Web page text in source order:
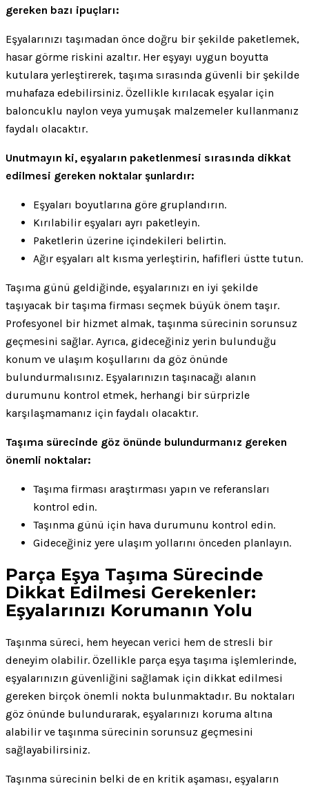
gereken bazı ipuçları:
Eşyalarınızı taşımadan önce doğru bir şekilde paketlemek,
hasar görme riskini azaltır. Her eşyayı uygun boyutta
kutulara yerleştirerek, taşıma sırasında güvenli bir şekilde
muhafaza edebilirsiniz. Özellikle kırılacak eşyalar için
baloncuklu naylon veya yumuşak malzemeler kullanmanız
faydalı olacaktır.
Unutmayın ki, eşyaların paketlenmesi sırasında dikkat
edilmesi gereken noktalar şunlardır:
Eşyaları boyutlarına göre gruplandırın.
Kırılabilir eşyaları ayrı paketleyin.
Paketlerin üzerine içindekileri belirtin.
Ağır eşyaları alt kısma yerleştirin, hafifleri üstte tutun.
Taşıma günü geldiğinde, eşyalarınızı en iyi şekilde
taşıyacak bir taşıma firması seçmek büyük önem taşır.
Profesyonel bir hizmet almak, taşınma sürecinin sorunsuz
geçmesini sağlar. Ayrıca, gideceğiniz yerin bulunduğu
konum ve ulaşım koşullarını da göz önünde
bulundurmalısınız. Eşyalarınızın taşınacağı alanın
durumunu kontrol etmek, herhangi bir sürprizle
karşılaşmamanız için faydalı olacaktır.
Taşıma sürecinde göz önünde bulundurmanız gereken
önemli noktalar:
Taşıma firması araştırması yapın ve referansları
kontrol edin.
Taşınma günü için hava durumunu kontrol edin.
Gideceğiniz yere ulaşım yollarını önceden planlayın.
Parça Eşya Taşıma Sürecinde
Dikkat Edilmesi Gerekenler:
Eşyalarınızı Korumanın Yolu
Taşınma süreci, hem heyecan verici hem de stresli bir
deneyim olabilir. Özellikle parça eşya taşıma işlemlerinde,
eşyalarınızın güvenliğini sağlamak için dikkat edilmesi
gereken birçok önemli nokta bulunmaktadır. Bu noktaları
göz önünde bulundurarak, eşyalarınızı koruma altına
alabilir ve taşınma sürecinin sorunsuz geçmesini
sağlayabilirsiniz.
Taşınma sürecinin belki de en kritik aşaması, eşyaların